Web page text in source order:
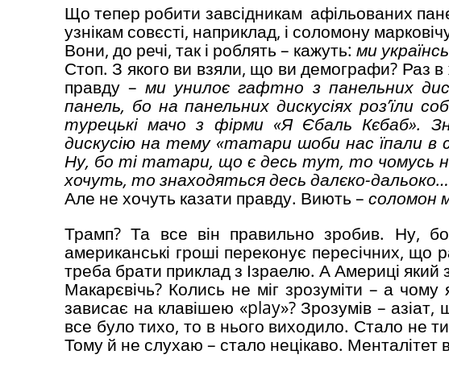
Що тепер робити завсідникам афільованих
узнікам совєсті, наприклад, і соломону
Вони, до речі, так і роблять – кажуть: ми
Стоп. З якого ви взяли, що ви демографи? Раз в
правду –ми унилоє гафтно з панельних
панель, бо на панельних дискусіях роз’їли
турецькі мачо з фірми «Я Єбаль Кєбаб».
дискусію на тему «татари шоби нас їпали в
Ну, бо ті татари, що є десь тут, то чомусь
хочуть, то знаходяться десь далєко-
Але не хочуть казати правду. Виють – соломон
Трамп? Та все він правильно зробив. Ну,
американські гроші переконує пересічних, що
треба брати приклад з Ізраелю. А Америці який
Макарєвічь? Колись не міг зрозуміти – а
зависає на клавішею «play»? Зрозумів –
все було тихо, то в нього виходило. Стало не
Тому й не слухаю – стало нецікаво. Менталітет